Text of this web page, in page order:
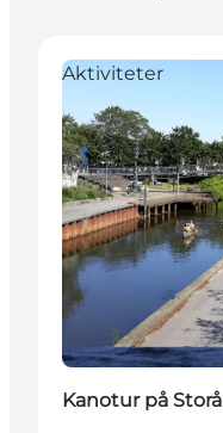
Aktiviteter
Kanotur på Storå